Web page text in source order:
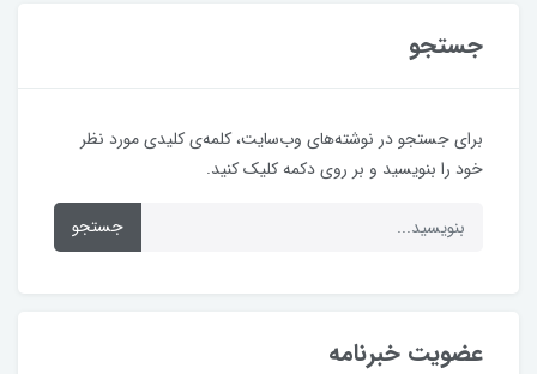
جستجو
برای جستجو در نوشته‌های وب‌سایت، کلمه‌ی کلیدی مورد نظر
خود را بنویسید و بر روی دکمه کلیک کنید.
جستجو
عضویت خبرنامه